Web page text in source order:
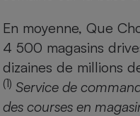
En moyenne, Que
4 500 magasins
dizaines de millions
(1) Service de
des courses en